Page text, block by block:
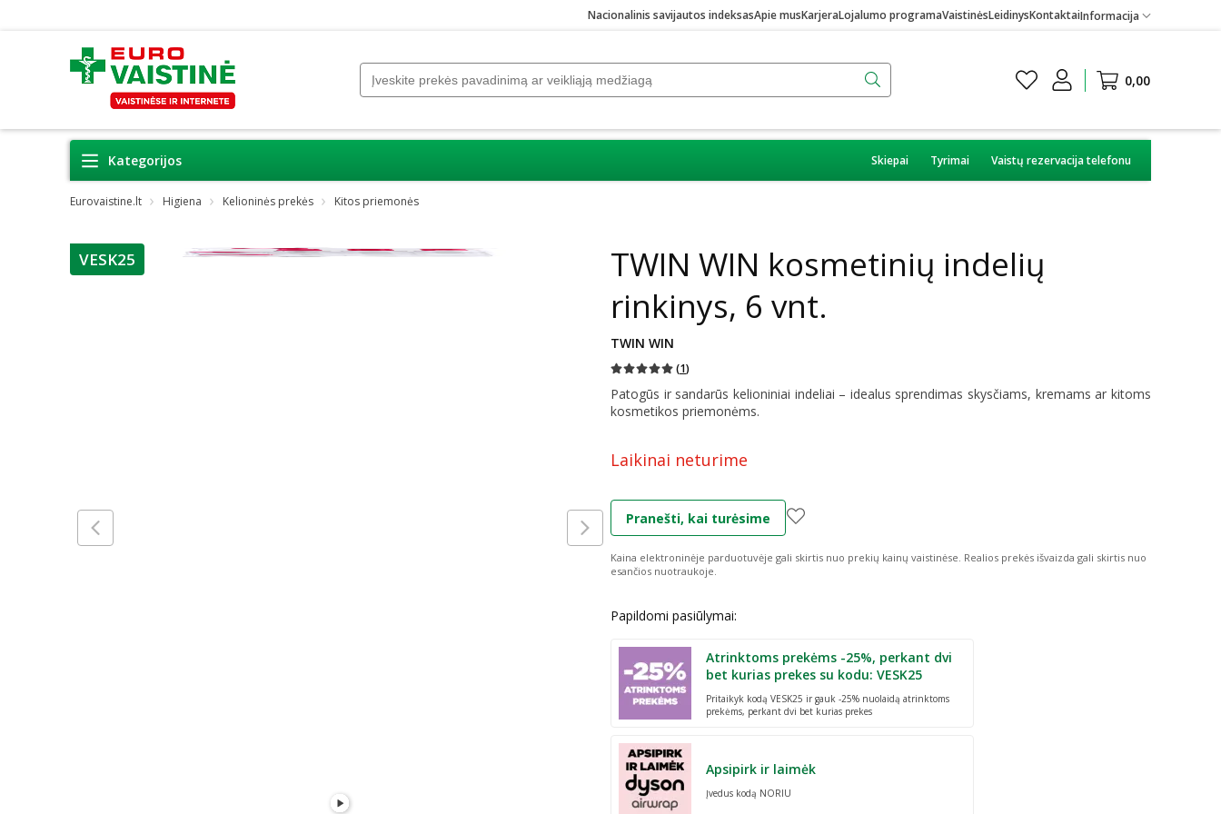
Nacionalinis savijautos indeksasApie musKarjeraLojalumo programaVaistinėsLeidinysKontaktaiInformacija
0,00
Kategorijos Skiepai Tyrimai Vaistų rezervacija telefonu
Eurovaistine.lt Higiena Kelioninės prekės Kitos priemonės
patarimas
VESK25
TWIN WIN kosmetinių indelių
rinkinys, 6 vnt.
TWIN WIN
(1)
Patogūs ir sandarūs kelioniniai indeliai – idealus sprendimas skysčiams, kremams ar kitoms
kosmetikos priemonėms.
Laikinai neturime
Pranešti, kai turėsime
Kaina elektroninėje parduotuvėje gali skirtis nuo prekių kainų vaistinėse. Realios prekės išvaizda gali skirtis nuo
esančios nuotraukoje.
Papildomi pasiūlymai:
Atrinktoms prekėms -25%, perkant dvi
bet kurias prekes su kodu: VESK25
Pritaikyk kodą VESK25 ir gauk -25% nuolaidą atrinktoms
prekėms, perkant dvi bet kurias prekes
Apsipirk ir laimėk
Įvedus kodą NORIU